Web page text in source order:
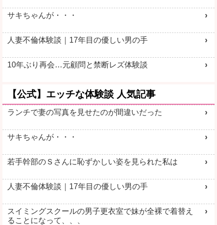
生オナ配信 素人エロ配信
サキちゃんが・・・
人妻不倫体験談｜17年目の優しい男の手
10年ぶり再会…元顧問と禁断レズ体験談
【公式】エッチな体験談 人気記事
ランチで妻の写真を見せたのが間違いだった
サキちゃんが・・・
若手幹部のＳさんに恥ずかしい姿を見られた私は
人妻不倫体験談｜17年目の優しい男の手
スイミングスクールの男子更衣室で妹が全裸で着替え
ることになって、、、